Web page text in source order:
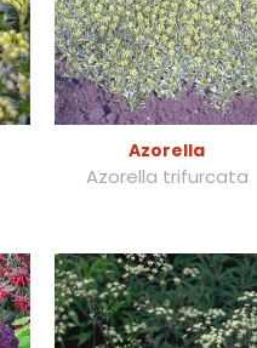
Azorella
Azorella trifurcata